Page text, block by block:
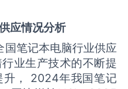
应情况分析
笔记本电脑行业供应
业生产技术的不断提
升， 2024年我国笔记